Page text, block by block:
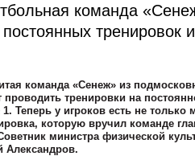
команда
тренировок
команда «Сенеж» из
проводить тренировки на
Теперь у игроков есть не только
которую вручил команде
министра физической
Александров.